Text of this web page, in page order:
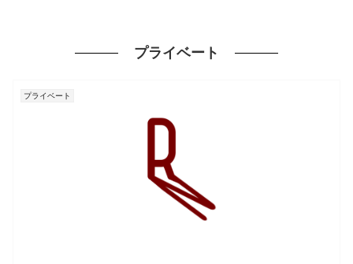
プライベート
プライベート